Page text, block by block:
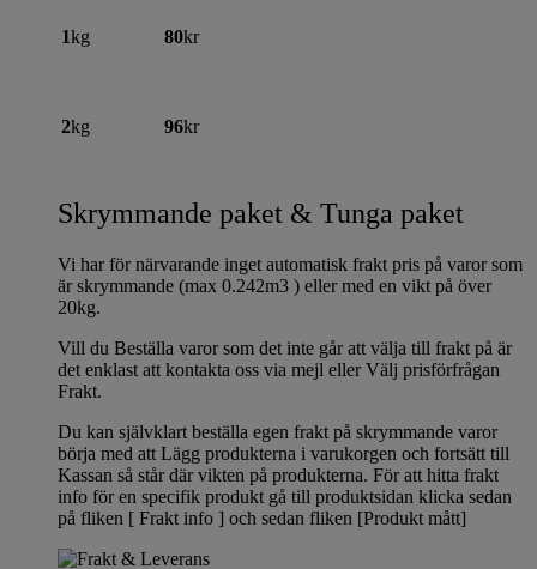
1kg 80kr
2kg 96kr
Skrymmande paket & Tunga paket
Vi har för närvarande inget automatisk frakt pris på varor som
är skrymmande (max 0.242m3 ) eller med en vikt på över
20kg.
Vill du Beställa varor som det inte går att välja till frakt på är
det enklast att kontakta oss via mejl eller Välj prisförfrågan
Frakt.
Du kan självklart beställa egen frakt på skrymmande varor
börja med att Lägg produkterna i varukorgen och fortsätt till
Kassan så står där vikten på produkterna. För att hitta frakt
info för en specifik produkt gå till produktsidan klicka sedan
på fliken [ Frakt info ] och sedan fliken [Produkt mått]